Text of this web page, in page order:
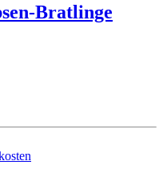
Bratlinge